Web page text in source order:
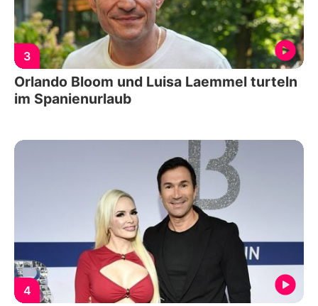
3
Orlando Bloom und Luisa Laemmel turteln
im Spanienurlaub
4